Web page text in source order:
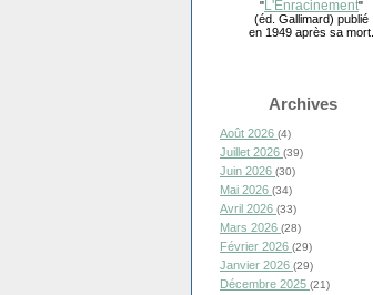
"L'Enracinement"
(éd. Gallimard) publié
en 1949 après sa mort.
Archives
Août 2026 (4)
Juillet 2026 (39)
Juin 2026 (30)
Mai 2026 (34)
Avril 2026 (33)
Mars 2026 (28)
Février 2026 (29)
Janvier 2026 (29)
Décembre 2025 (21)